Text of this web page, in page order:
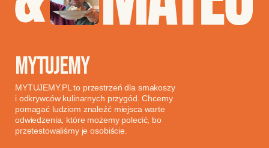
MYTUJEMY
MYTUJEMY.PL to przestrzeń dla smakoszy
i odkrywców kulinarnych przygód. Chcemy
pomagać ludziom znaleźć miejsca warte
odwiedzenia, które możemy polecić, bo
przetestowaliśmy je osobiście.